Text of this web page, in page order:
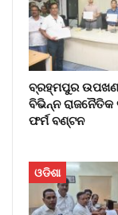
ବ୍ରହ୍ମପୁର
ବିଭିନ୍ନ
ଫର୍ମ ବଣ୍ଟନ
ଓଡିଶା